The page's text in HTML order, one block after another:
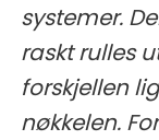
systemer.
raskt rulles
forskjellen
nøkkelen.